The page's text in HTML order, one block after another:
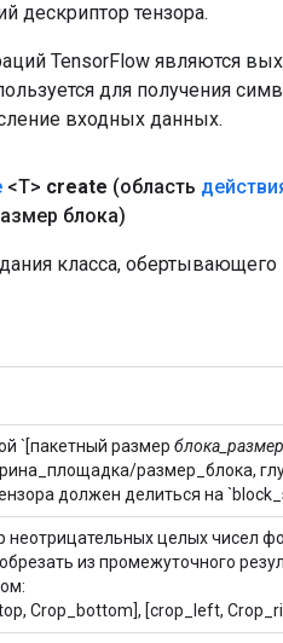
дескриптор тензора.
TensorFlow являются
для получения
входных данных.
<T> create (область
блока)
класса,
`[пакетный размер
размер_блока,
должен делиться на
неотрицательных целых чисел
из промежуточного
Crop_bottom], [crop_left,